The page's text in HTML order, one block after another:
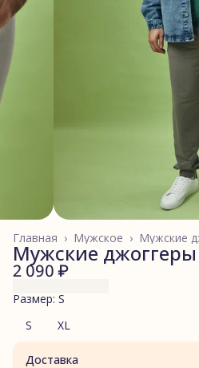
Мужские
Мужское ›
Главная ›
Мужские
2 090 ₽
Размер: S
S
XL
Доставка